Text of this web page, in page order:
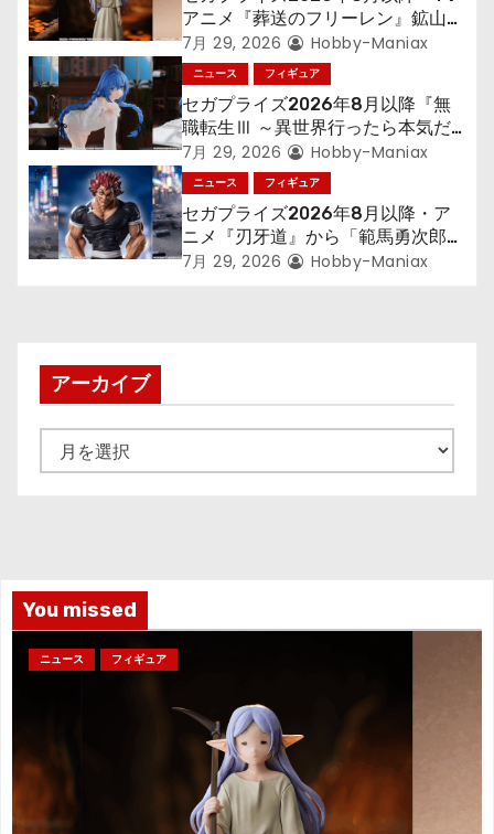
ョ
ン
アニメ『葬送のフリーレン』鉱山で
300年働くことになっっちゃった
「フリーレン」を立体化！
7月 29, 2026 Hobby-Maniax
ニュース フィギュア
セガプライズ2026年8月以降『無
職転生Ⅲ ～異世界行ったら本気だ
す～』から「ロキシー」のフィギュ
アが登場！
7月 29, 2026 Hobby-Maniax
ニュース フィギュア
セガプライズ2026年8月以降・ア
ニメ『刃牙道』から「範馬勇次郎」
が登場ッッ!!
7月 29, 2026 Hobby-Maniax
アーカイブ
ー
You missed
ニュース フィギュア